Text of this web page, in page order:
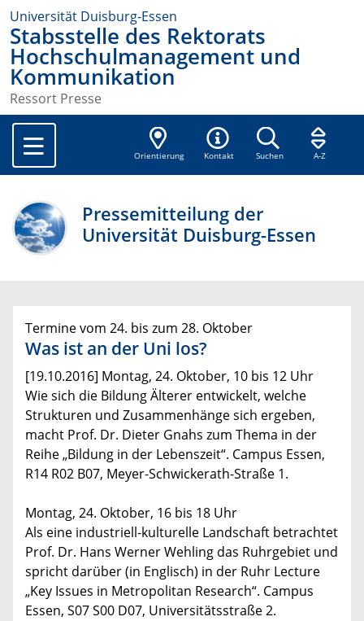
Universität Duisburg-Essen
Stabsstelle des Rektorats
Hochschulmanagement und
Kommunikation
Ressort Presse
Orientierung Kontakt Suchen A-Z
Pressemitteilung der
Universität Duisburg-Essen
Termine vom 24. bis zum 28. Oktober
Was ist an der Uni los?
[19.10.2016] Montag, 24. Oktober, 10 bis 12 Uhr
Wie sich die Bildung Älterer entwickelt, welche
Strukturen und Zusammenhänge sich ergeben,
macht Prof. Dr. Dieter Gnahs zum Thema in der
Reihe „Bildung in der Lebenszeit“. Campus Essen,
R14 R02 B07, Meyer-Schwickerath-Straße 1.
Montag, 24. Oktober, 16 bis 18 Uhr
Als eine industriell-kulturelle Landschaft betrachtet
Prof. Dr. Hans Werner Wehling das Ruhrgebiet und
spricht darüber (in Englisch) in der Ruhr Lecture
„Key Issues in Metropolitan Research“. Campus
Essen, S07 S00 D07, Universitätsstraße 2.